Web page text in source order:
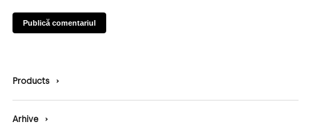
Products ›
Arhive ›